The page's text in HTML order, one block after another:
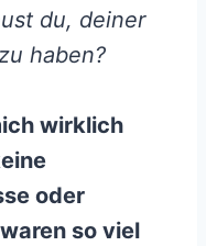
du, deiner
haben?
wirklich
oder
so viel